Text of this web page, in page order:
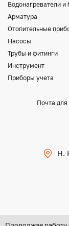
Водонагреватели и
Арматура
Отопительные
Насосы
Трубы и фитинги
Инструмент
Приборы учета
Почта
Н.